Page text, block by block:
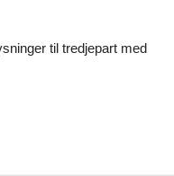
til tredjepart med